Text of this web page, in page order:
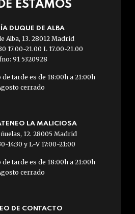
ESTAMOS
DUQUE DE ALBA
Alba, 13. 28012 Madrid
17.00-21.00 L 17.00-21.00
91 5320928
tarde es de 18:00h a 21:00h
cerrado
LA MALICIOSA
12. 28005 Madrid
14:30 y L-V 17:00-21:00
tarde es de 18:00h a 21:00h
cerrado
DE CONTACTO